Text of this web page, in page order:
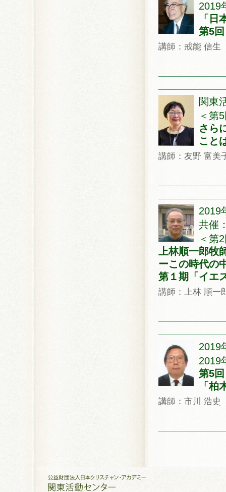
2019
「
第5
講師：戒能 信生
関東
＜第
さら
こと
講師：友野 富美
2019
共催
＜第
上林順一郎牧
ーこの時代の
第１期「イエ
講師：上林 順一
2019
2019
第5
「柏
講師：市川 浩史